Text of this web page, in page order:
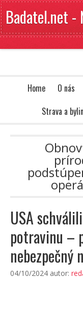
Badatel.net -
Home O nás
Strava a
USA
potravinu –
nebezpečný
04/10/2024 autor: